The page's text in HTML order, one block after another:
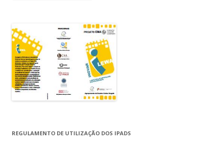
REGULAMENTO DE UTILIZAÇÃO DOS IPADS